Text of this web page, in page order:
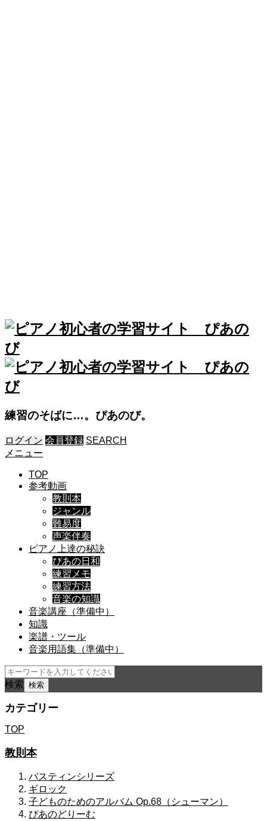
練習のそばに…。ぴあのび。
ログイン 会員登録 SEARCH
メニュー
TOP
参考動画
教則本
ジャンル
難易度
声楽伴奏
ピアノ上達の秘訣
ぴあの日和
練習メモ
練習方法
音楽の知識
音楽講座（準備中）
知識
楽譜・ツール
音楽用語集（準備中）
検索
カテゴリー
TOP
教則本
バスティンシリーズ
ギロック
子どものためのアルバム Op.68（シューマン）
ぴあのどりーむ